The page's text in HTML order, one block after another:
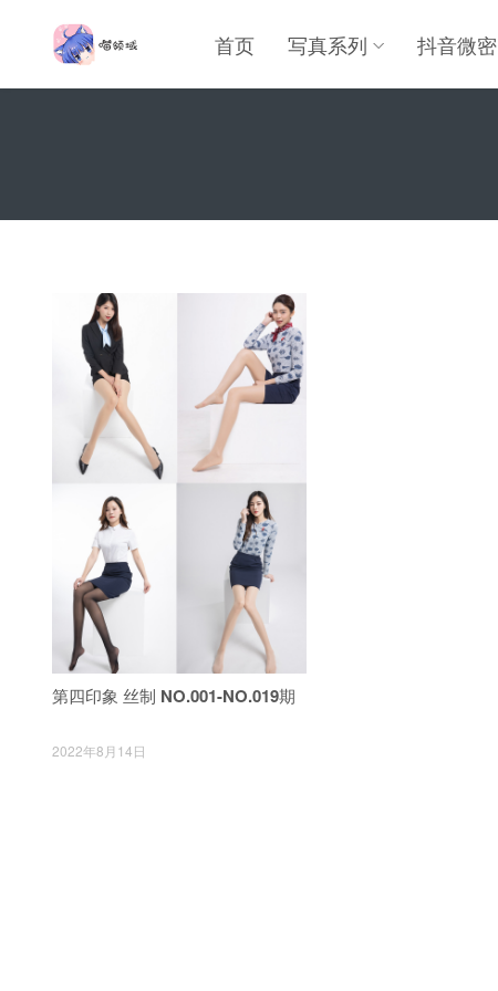
首页 写真系列 抖音微密
第四印象 丝制 NO.001-NO.019期
2022年8月14日